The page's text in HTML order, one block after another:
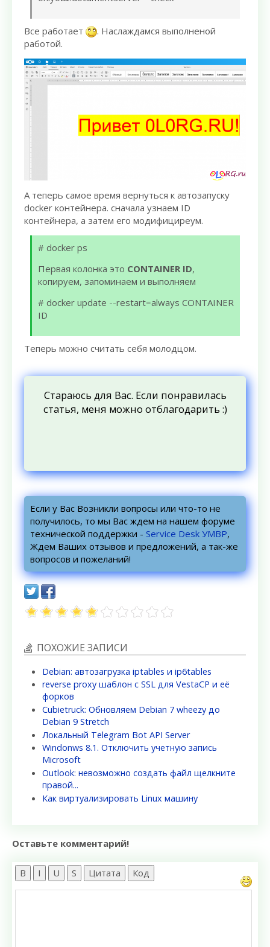
Все работает
. Наслаждамся выполненой
работой.
А теперь самое время вернуться к автозапуску
docker контейнера. сначала узнаем ID
контейнера, а затем его модифициреум.
# docker ps
Первая колонка это CONTAINER ID,
копируем, запоминаем и выполняем
# docker update --restart=always CONTAINER
ID
Теперь можно считать себя молодцом.
Стараюсь для Вас. Если понравилась
статья, меня можно отблагодарить :)
Если у Вас Возникли вопросы или что-то не
получилось, то мы Вас ждем на нашем форуме
технической поддержки - Service Desk УМВР,
Ждем Ваших отзывов и предложений, а так-же
вопросов и пожеланий!
ПОХОЖИЕ ЗАПИСИ
Debian: автозагрузка iptables и ip6tables
reverse proxy шаблон c SSL для VestaCP и её
форков
Cubietruck: Обновляем Debian 7 wheezy до
Debian 9 Stretch
Локальный Telegram Bot API Server
Windonws 8.1. Отключить учетную запись
Microsoft
Outlook: невозможно создать файл щелкните
правой...
Как виртуализировать Linux машину
Оставьте комментарий!
B I U S Цитата Код